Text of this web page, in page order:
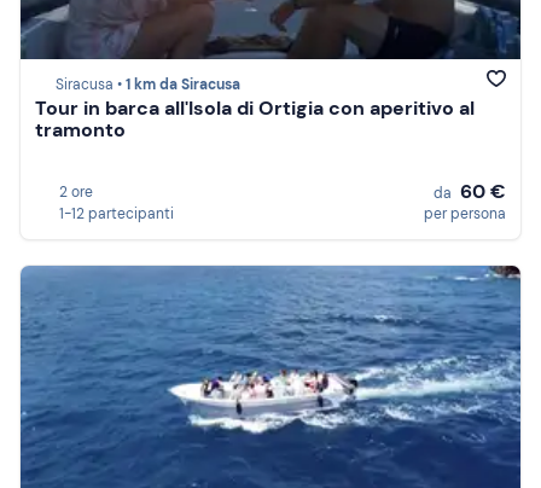
Siracusa •1 km da Siracusa
Tour in barca all'Isola di Ortigia con aperitivo al
tramonto
2 ore
1-12 partecipanti
da 60 €
per persona